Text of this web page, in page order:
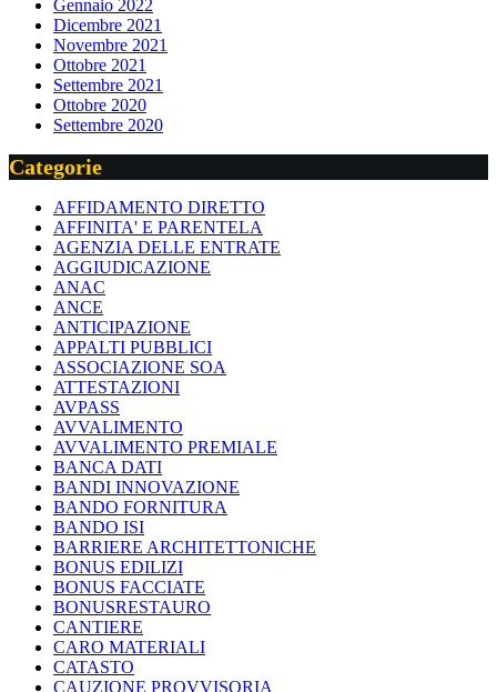
Gennaio 2022
Dicembre 2021
Novembre 2021
Ottobre 2021
Settembre 2021
Ottobre 2020
Settembre 2020
Categorie
AFFIDAMENTO DIRETTO
AFFINITA' E PARENTELA
AGENZIA DELLE ENTRATE
AGGIUDICAZIONE
ANAC
ANCE
ANTICIPAZIONE
APPALTI PUBBLICI
ASSOCIAZIONE SOA
ATTESTAZIONI
AVPASS
AVVALIMENTO
AVVALIMENTO PREMIALE
BANCA DATI
BANDI INNOVAZIONE
BANDO FORNITURA
BANDO ISI
BARRIERE ARCHITETTONICHE
BONUS EDILIZI
BONUS FACCIATE
BONUSRESTAURO
CANTIERE
CARO MATERIALI
CATASTO
CAUZIONE PROVVISORIA